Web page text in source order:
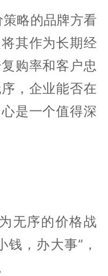
略的品牌方看
其作为长期经
购率和客户忠
，企业能否在
是一个值得深
无序的价格战
钱，办大事”，